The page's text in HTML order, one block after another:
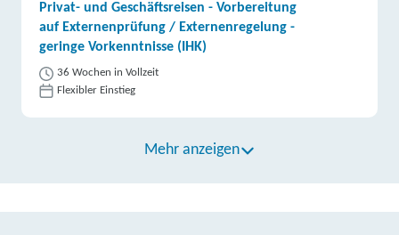
Privat- und Geschäftsreisen - Vorbereitung
auf Externenprüfung / Externenregelung -
geringe Vorkenntnisse (IHK)
36 Wochen in Vollzeit
Flexibler Einstieg
Mehr anzeigen